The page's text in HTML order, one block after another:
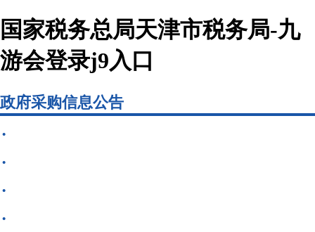
国家税务总局天津市税务局-九
游会登录j9入口
政府采购信息公告
·
·
·
·